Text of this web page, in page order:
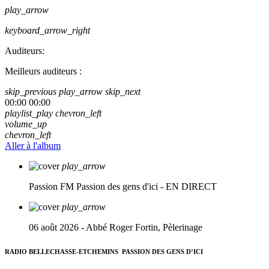
play_arrow
keyboard_arrow_right
Auditeurs:
Meilleurs auditeurs :
skip_previous play_arrow skip_next
00:00 00:00
playlist_play chevron_left
volume_up
chevron_left
Aller à l'album
play_arrow
Passion FM Passion des gens d'ici - EN DIRECT
play_arrow
06 août 2026 - Abbé Roger Fortin, Pèlerinage
RADIO BELLECHASSE-ETCHEMINS PASSION DES GENS D’ICI